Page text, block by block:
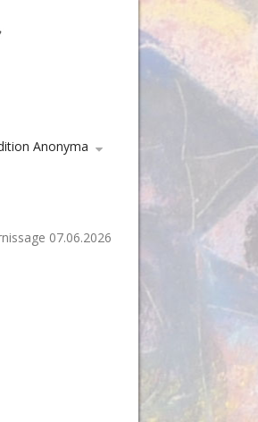
Anonyma
07.06.2026